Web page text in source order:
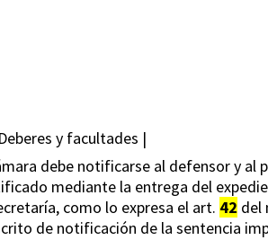
y facultades |
debe notificarse al defensor y al
mediante la entrega del
como lo expresa el art. 42 del
de notificación de la sentencia